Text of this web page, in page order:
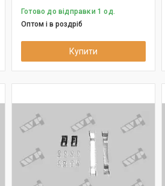
Готово до відправки 1 од.
Оптом і в роздріб
Купити